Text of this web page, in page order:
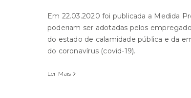
Em 22.03.2020 foi publicada a Medida
poderiam ser adotadas pelos
do estado de calamidade pública e da
do coronavírus (covid-19).
Ler Mais